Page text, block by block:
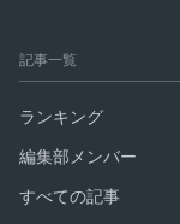
記事一覧
ランキング
編集部メンバー
すべての記事